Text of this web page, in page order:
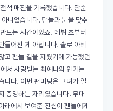
석 매진을 기록했습니다. 단순
니었습니다. 팬들과 눈을 맞추
드는 시간이었죠. 데뷔 초부터
들어진 게 아닙니다. 솔로 아티
고 팬들 곁을 지켰기에 가능했던
서 사랑받는 최예나의 인기는
니다. 이번 팬미팅은 그녀가 얼
증명하는 자리였습니다. 무대
래에서 보여준 진심이 팬들에게